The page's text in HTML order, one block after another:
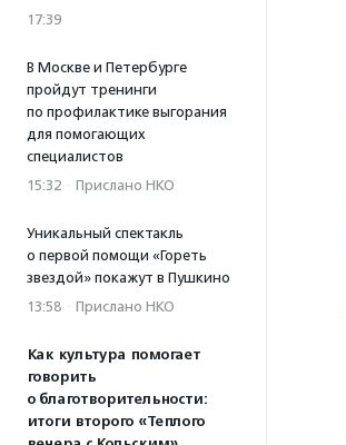
17:39
В Москве и Петербурге
пройдут тренинги
по профилактике выгорания
для помогающих
специалистов
15:32 · Прислано НКО
Уникальный спектакль
о первой помощи «Гореть
звездой» покажут в Пушкино
13:58 · Прислано НКО
Как культура помогает
говорить
о благотворительности:
итоги второго «Теплого